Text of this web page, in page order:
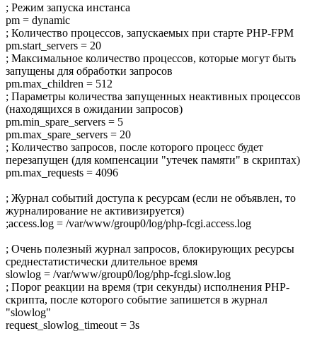
; Режим запуска инстанса
pm = dynamic
; Количество процессов, запускаемых при старте PHP-FPM
pm.start_servers = 20
; Максимальное количество процессов, которые могут быть
запущены для обработки запросов
pm.max_children = 512
; Параметры количества запущенных неактивных процессов
(находящихся в ожидании запросов)
pm.min_spare_servers = 5
pm.max_spare_servers = 20
; Количество запросов, после которого процесс будет
перезапущен (для компенсации "утечек памяти" в скриптах)
pm.max_requests = 4096
; Журнал событий доступа к ресурсам (если не объявлен, то
журналирование не активизируется)
;access.log = /var/www/group0/log/php-fcgi.access.log
; Очень полезный журнал запросов, блокирующих ресурсы
среднестатистически длительное время
slowlog = /var/www/group0/log/php-fcgi.slow.log
; Порог реакции на время (три секунды) исполнения PHP-
скрипта, после которого событие запишется в журнал
"slowlog"
request_slowlog_timeout = 3s